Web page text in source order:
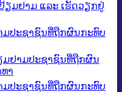
ຽມຢາມ ແລະ ເຮັດວຽກຢູ່
ມປະຊາຊົນທີ່ຖືກຜົນກະທົບ
ມຢາມປະຊາຊົນທີ່ຖືກຜົນ
າ
ມປະຊາຊົນທີ່ຖືກຜົນກະທົບ